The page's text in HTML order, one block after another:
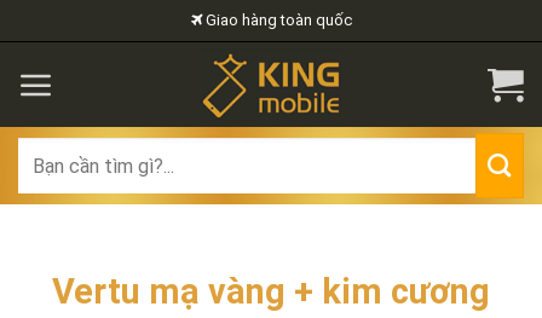
to
content
Giao hàng toàn quốc
for:
Vertu mạ vàng + kim cương